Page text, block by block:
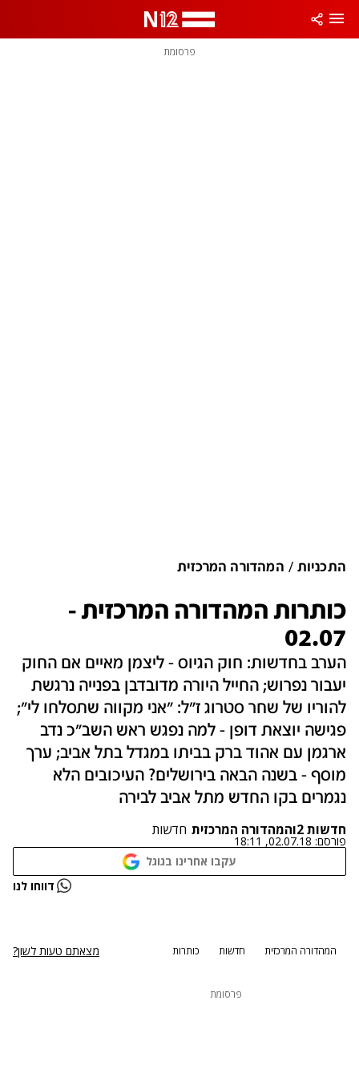
פרסומת
התכניות המהדורה המרכזית
כותרות המהדורה המרכזית -
02.07
הערב בחדשות: חוק הגיוס - ליצמן מאיים אם החוק
יעבור נפרוש; החייל היורה מדובדבן בפנייה נרגשת
להוריו של שחר סטרוג ז"ל: "אני מקווה שתסלחו לי";
פגישה יוצאת דופן - למה נפגש ראש השב"כ נדב
ארגמן עם אהוד ברק בביתו במגדל בתל אביב; ערך
מוסף - בשנה הבאה בירושלים? העיכובים הלא
נגמרים בקו החדש מתל אביב לבירה
חדשות 2 והמהדורה המרכזית חדשות
פורסם: 02.07.18, 18:11
עקבו אחרינו בגוגל
נתקלנו בבעיה דווחו לנו
המהדורה המרכזית חדשות כותרות מצאתם טעות לשון?
פרסומת